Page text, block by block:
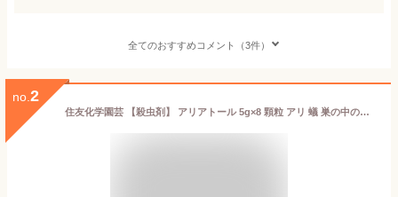
全てのおすすめコメント（3件）
no. 2
住友化学園芸 【殺虫剤】 アリアトール 5g×8 顆粒 アリ 蟻 巣の中のアリまで退治する 芝生でも使える！